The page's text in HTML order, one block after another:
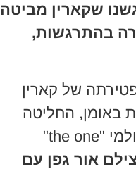
שקארין מביטה
בהתרגשות,
של קארין
באומן, החליטה
לחגוג בת מצווה לנכדתה של יהודית, אגם. האירוע, התקיים באולמי "the one"
אור גפן עם